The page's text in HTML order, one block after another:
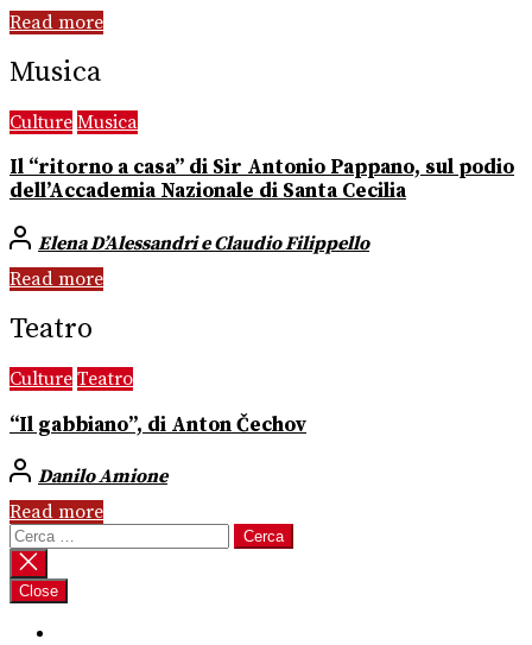
Read more
Musica
Culture Musica
Il “ritorno a casa” di Sir Antonio Pappano, sul podio
dell’Accademia Nazionale di Santa Cecilia
Elena D’Alessandri e Claudio Filippello
Read more
Teatro
Culture Teatro
“Il gabbiano”, di Anton Čechov
Danilo Amione
Read more
Ricerca
per:
Close